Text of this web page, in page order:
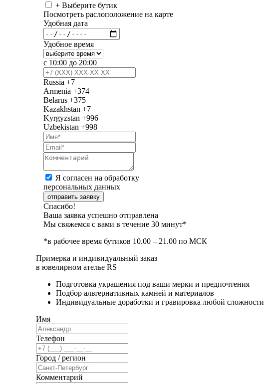
+ Выберите бутик
Посмотреть раслоположение на карте
Удобная дата
Удобное время
с 10:00 до 20:00
Russia +7
Armenia +374
Belarus +375
Kazakhstan +7
Kyrgyzstan +996
Uzbekistan +998
Я согласен на обработку
персональных данных
отправить заявку
Спасибо!
Ваша заявка успешно отправлена
Мы свяжемся с вами в течение 30 минут*
*в рабочее время бутиков 10.00 – 21.00 по МСК
Примерка и индивидуальный заказ
в ювелирном ателье RS
Подготовка украшения под ваши мерки и предпочтения
Подбор альтернативных камней и материалов
Индивидуальные доработки и гравировка любой сложности
Имя
Телефон
Город / регион
Комментарий